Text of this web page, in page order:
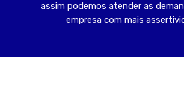
assim podemos atender as
empresa com mais